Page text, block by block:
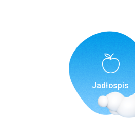
Jadłospis